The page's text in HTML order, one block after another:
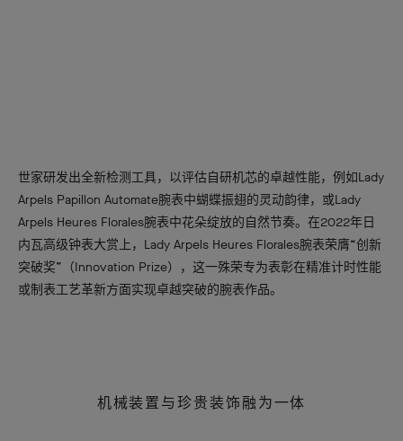
世家研发出全新检测工具，以评估自研机芯的卓越性能，例如Lady
Arpels Papillon Automate腕表中蝴蝶振翅的灵动韵律，或Lady
Arpels Heures Florales腕表中花朵绽放的自然节奏。在2022年日
内瓦高级钟表大赏上，Lady Arpels Heures Florales腕表荣膺“创新
突破奖”（Innovation Prize），这一殊荣专为表彰在精准计时性能
或制表工艺革新方面实现卓越突破的腕表作品。
机械装置与珍贵装饰融为一体